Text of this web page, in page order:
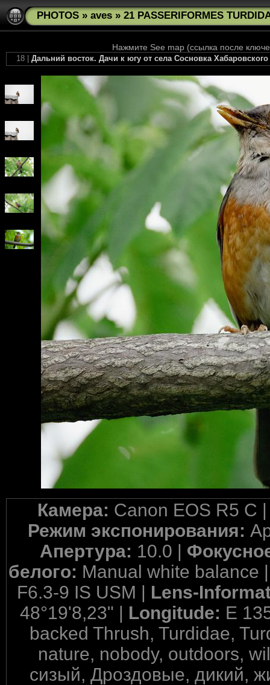
PHOTOS » aves » 21 PASSERIFORMES
Нажмите See map (ссылка после
18 | Дальний восток. Дачи к югу от села Сосновка
Камера: Canon EOS R5 C
Режим экспонирования:
Апертура: 10.0 |
белого: Manual white balance
F6.3-9 IS USM | Lens-
48°19'8,23" | Longitude: E
backed Thrush, Turdidae,
nature, nobody, outdoors,
сизый, Дроздовые, дикий,